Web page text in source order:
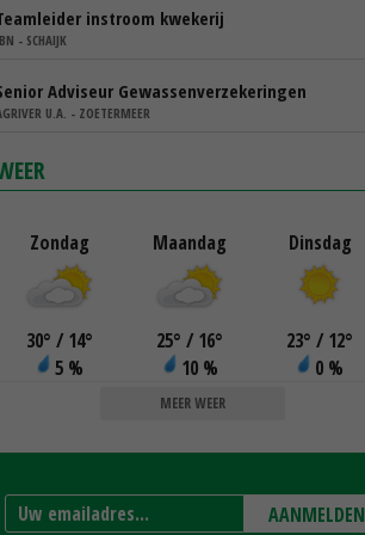
instroom kwekerij
- SCHAIJK
Adviseur Gewassenverzekeringen
U.A. - ZOETERMEER
Zondag
30° / 14°
5 %
Maandag
25° / 16°
10 %
Dinsdag
23° / 12°
0 %
MEER WEER
AANMELDEN